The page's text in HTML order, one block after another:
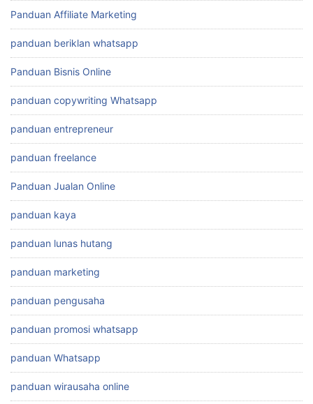
Panduan Affiliate Marketing
panduan beriklan whatsapp
Panduan Bisnis Online
panduan copywriting Whatsapp
panduan entrepreneur
panduan freelance
Panduan Jualan Online
panduan kaya
panduan lunas hutang
panduan marketing
panduan pengusaha
panduan promosi whatsapp
panduan Whatsapp
panduan wirausaha online